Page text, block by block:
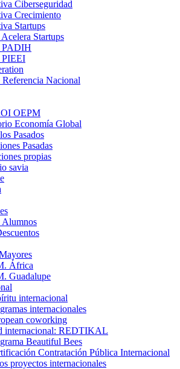
Ciberseguridad
Crecimiento
Startups
Startups
PADIH
PIEEI
Referencia Nacional
OEPM
Economía Global
Pasados
Pasadas
propias
savia
Alumnos
África
Guadalupe
internacional
internacionales
coworking
internacional: REDTIKAL
Beautiful Bees
Contratación Pública Internacional
proyectos internacionales